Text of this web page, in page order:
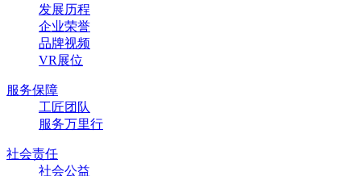
发展历程
企业荣誉
品牌视频
VR展位
服务保障
工匠团队
服务万里行
社会责任
社会公益